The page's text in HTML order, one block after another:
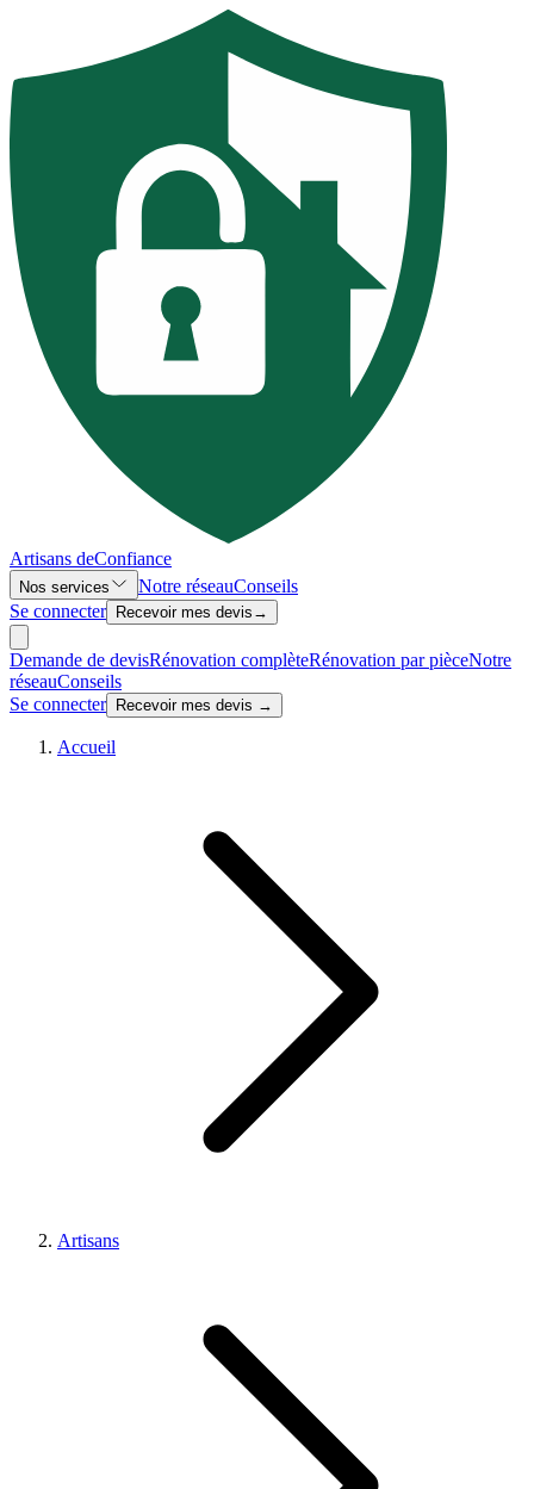
Artisans deConfiance
Nos services Notre réseauConseils
Se connecter
Recevoir mes devis →
Demande de devisRénovation complèteRénovation par pièceNotre
réseauConseils
Se connecter
Recevoir mes devis →
Accueil
Artisans